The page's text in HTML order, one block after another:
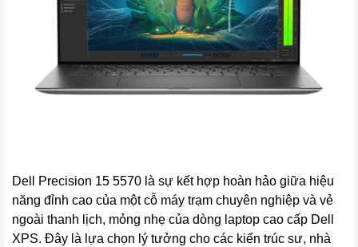
Dell Precision 15 5570 là sự kết hợp hoàn hảo giữa hiệu
năng đỉnh cao của một cỗ máy trạm chuyên nghiệp và vẻ
ngoài thanh lịch, mỏng nhẹ của dòng laptop cao cấp Dell
XPS. Đây là lựa chọn lý tưởng cho các kiến trúc sư, nhà